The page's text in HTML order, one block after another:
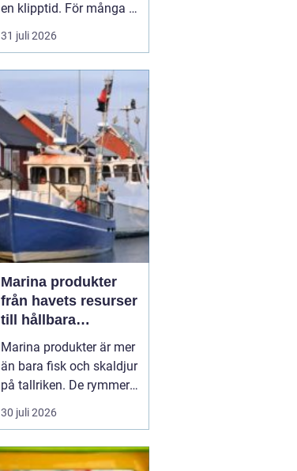
en klipptid. För många är
frisörbesöket en paus i
vardagen, en chans att
känna sig mer som sig
själv. I Älvsjö fi...
31 juli 2026
Marina produkter
från havets resurser
till hållbara
upplevelser
Marina produkter är mer
än bara fisk och skaldjur
på tallriken. De rymmer
allt från mat och hälsa
till friluftsliv, kultur och
områden spelar havet en
30 juli 2026